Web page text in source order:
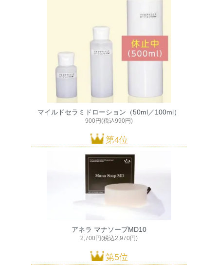
マイルドセラミドローション（50ml／100ml）
900円(税込990円)
第4位
アネラ マナソープMD10
2,700円(税込2,970円)
第5位